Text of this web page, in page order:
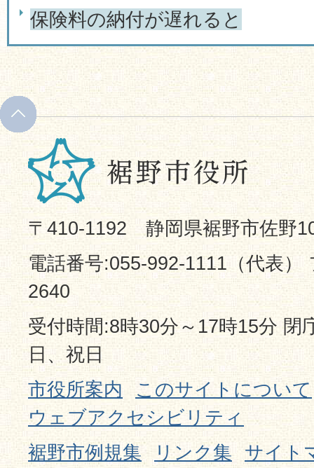
保険料の納付が遅れると
〒410-1192 静岡県裾野市佐野
電話番号:055-992-1111（代表）
2640
受付時間:8時30分～17時15分 閉
日、祝日
市役所案内
このサイトについて
ウェブアクセシビリティ
裾野市例規集
リンク集
サイト